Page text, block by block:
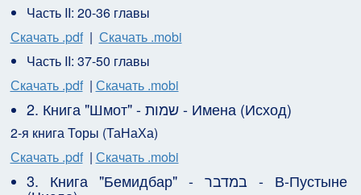
Часть II: 20-36 главы
Скачать .pdf| Скачать .mobi
Часть II: 37-50 главы
Скачать .pdf| Скачать .mobi
2. Книга "Шмот" - שמות - Имена (Исход)
2-я книга Торы (ТаНаХа)
Скачать .pdf| Скачать .mobi
3. Книга "Бемидбар" - במדבר - В-Пустыне